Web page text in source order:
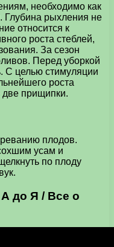
необходимо как
Глубина рыхления не
относится к
роста стеблей,
За сезон
Перед уборкой
С целью стимуляции
роста
две прищипки.
плодов.
усам и
по плоду
до Я / Все о